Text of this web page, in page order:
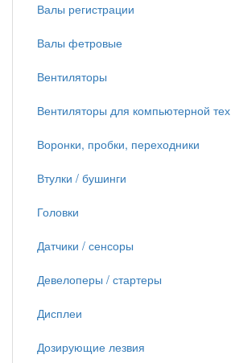
Валы регистрации
Валы фетровые
Вентиляторы
Вентиляторы для компьютерной тех
Воронки, пробки, переходники
Втулки / бушинги
Головки
Датчики / сенсоры
Девелоперы / стартеры
Дисплеи
Дозирующие лезвия